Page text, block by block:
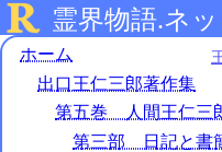
霊界物語.ネッ
ホーム
出口王仁三郎著作集
第五巻 人間王仁三
第三部 日記と書